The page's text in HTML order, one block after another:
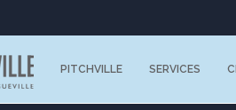
PITCHVILLE SERVICES